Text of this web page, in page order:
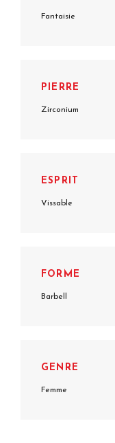
Fantaisie
PIERRE
Zirconium
ESPRIT
Vissable
FORME
Barbell
GENRE
Femme